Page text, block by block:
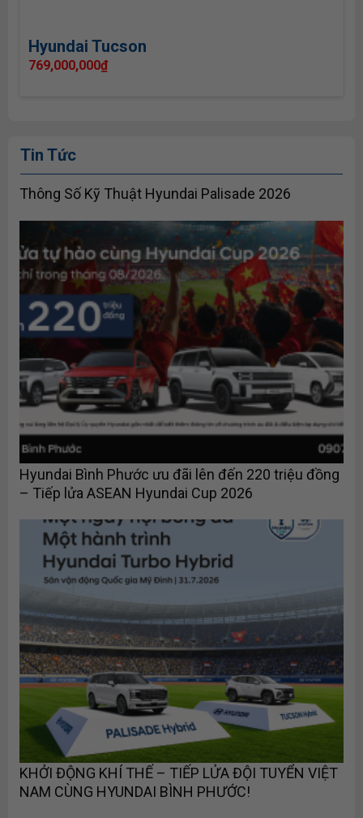
Hyundai Tucson
769,000,000₫
Tin Tức
Thông Số Kỹ Thuật Hyundai Palisade 2026
Hyundai Bình Phước ưu đãi lên đến 220 triệu đồng
– Tiếp lửa ASEAN Hyundai Cup 2026
KHỞI ĐỘNG KHÍ THẾ – TIẾP LỬA ĐỘI TUYỂN VIỆT
NAM CÙNG HYUNDAI BÌNH PHƯỚC!